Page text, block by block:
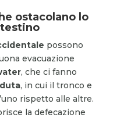
ostacolano lo
possono
evacuazione
, che ci fanno
, in cui il tronco e
rispetto alle altre.
la defecazione